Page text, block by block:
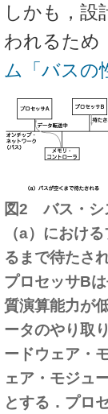
しかも，設
われるため
ム「バスの
図2 バス・シ
（a）におけ
るまで待たさ
プロセッサB
質演算能力が
ータのやり取
ードウェア・
ェア・モジュ
とする．プロ